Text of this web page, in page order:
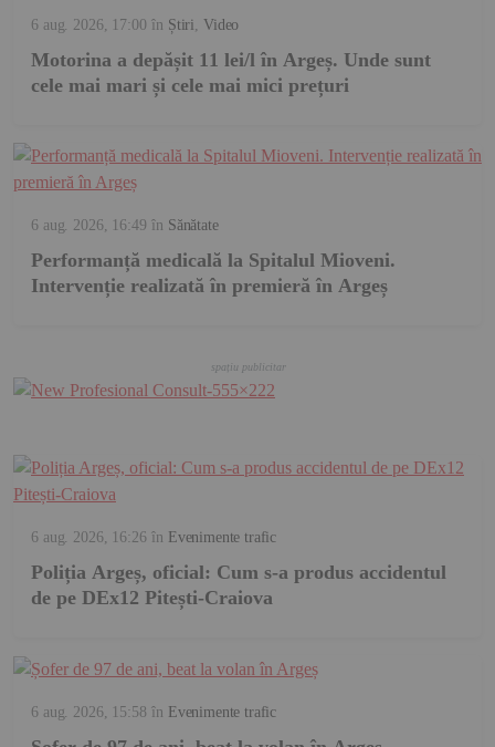
6 aug. 2026, 17:00 în Știri Video
Motorina a depășit 11 lei/l în Argeș. Unde sunt
cele mai mari și cele mai mici prețuri
6 aug. 2026, 16:49 în Sănătate
Performanță medicală la Spitalul Mioveni.
Intervenție realizată în premieră în Argeș
6 aug. 2026, 16:26 în Evenimente trafic
Poliția Argeș, oficial: Cum s-a produs accidentul
de pe DEx12 Pitești-Craiova
6 aug. 2026, 15:58 în Evenimente trafic